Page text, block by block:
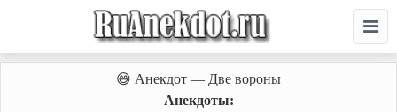
😄 Анекдот — Две вороны
Анекдоты: